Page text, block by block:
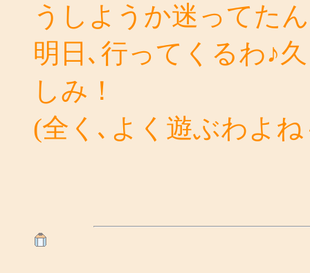
うしようか迷ってた
明日､行ってくるわ♪
しみ！
(全く､よく遊ぶわよ